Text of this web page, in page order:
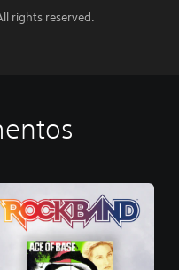
rights reserved.